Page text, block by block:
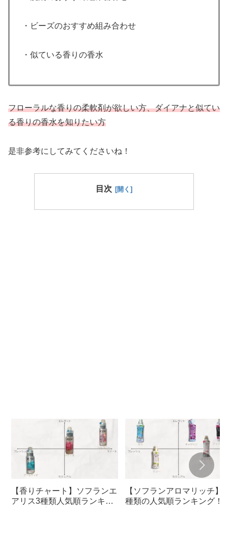
・ビーズのおすすめ組み合わせ
・似ている香りの香水
フローラルな香りの柔軟剤が欲しい方、ダイアナと似てい
る香りの香水を知りたい方
是非参考にしてみてくださいね！
目次
【香りチャート】ソフランエ
アリス3種類人気順ランキン
【ソフランアロマリッチ】5
種類の人気順ランキング！